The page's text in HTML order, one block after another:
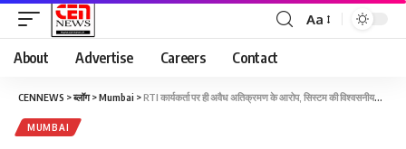
Aa
About Advertise Careers Contact
CENNEWS >ब्लॉग>Mumbai >RTI कार्यकर्ता पर ही अवैध अतिक्रमण के आरोप, सिस्टम की विश्वसनीयता पर उठे सवाल
MUMBAI